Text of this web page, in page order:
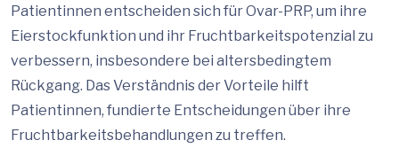
Patientinnen entscheiden sich für Ovar-PRP, um ihre
Eierstockfunktion und ihr Fruchtbarkeitspotenzial zu
verbessern, insbesondere bei altersbedingtem
Rückgang. Das Verständnis der Vorteile hilft
Patientinnen, fundierte Entscheidungen über ihre
Fruchtbarkeitsbehandlungen zu treffen.